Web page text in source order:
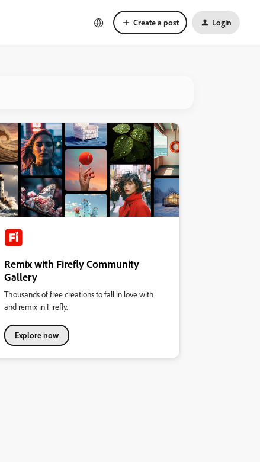
Create a post Login
Remix with Firefly Community
Gallery
Thousands of free creations to fall in love with
and remix in Firefly.
Explore now